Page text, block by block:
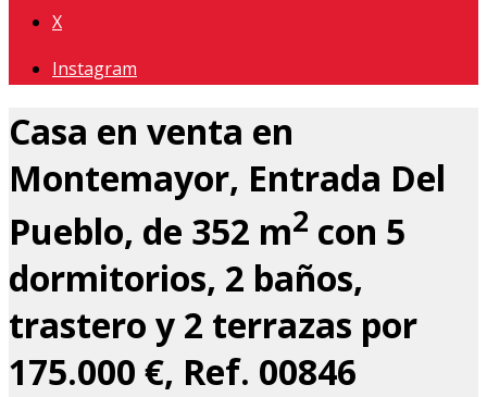
X
Instagram
Casa en venta en
Montemayor, Entrada Del
Pueblo, de 352 m2 con 5
dormitorios, 2 baños,
trastero y 2 terrazas por
175.000 €, Ref. 00846